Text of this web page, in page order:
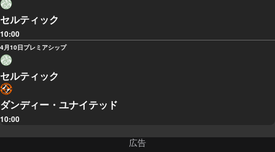
セルティック
10:00
4月10日プレミアシップ
セルティック
ダンディー・ユナイテッド
10:00